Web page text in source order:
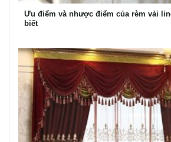
Ưu điểm và nhược điểm của rèm vải
biết